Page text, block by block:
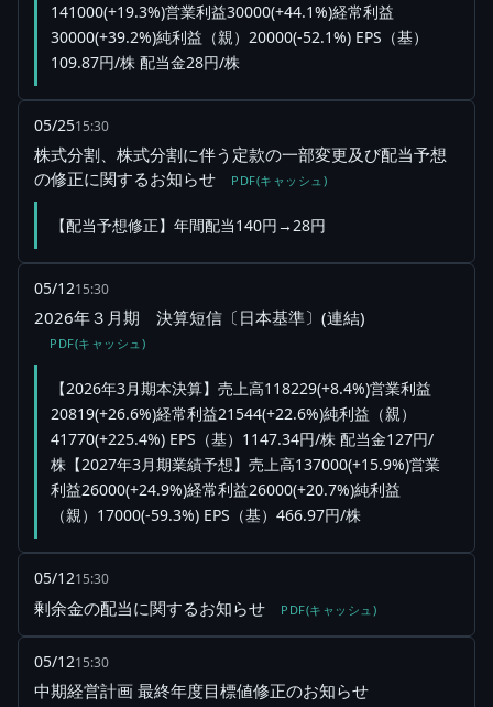
141000(+19.3%)営業利益30000(+44.1%)経常利益
30000(+39.2%)純利益（親）20000(-52.1%) EPS（基）
109.87円/株 配当金28円/株
05/2515:30
株式分割、株式分割に伴う定款の一部変更及び配当予想
の修正に関するお知らせ
PDF(キャッシュ)
【配当予想修正】年間配当140円→28円
05/1215:30
2026年３月期 決算短信〔日本基準〕(連結)
PDF(キャッシュ)
【2026年3月期本決算】売上高118229(+8.4%)営業利益
20819(+26.6%)経常利益21544(+22.6%)純利益（親）
41770(+225.4%) EPS（基）1147.34円/株 配当金127円/
株【2027年3月期業績予想】売上高137000(+15.9%)営業
利益26000(+24.9%)経常利益26000(+20.7%)純利益
（親）17000(-59.3%) EPS（基）466.97円/株
05/1215:30
剰余金の配当に関するお知らせ PDF(キャッシュ)
05/1215:30
中期経営計画 最終年度目標値修正のお知らせ